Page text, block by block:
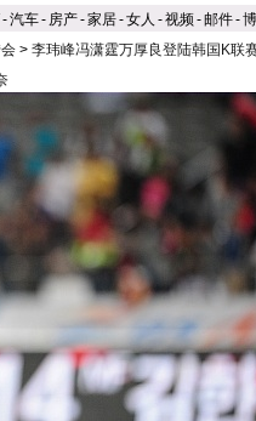
-汽车- 房产-家居-女人 -视频-邮件-
> 李玮峰冯潇霆万厚良登陆韩国K联